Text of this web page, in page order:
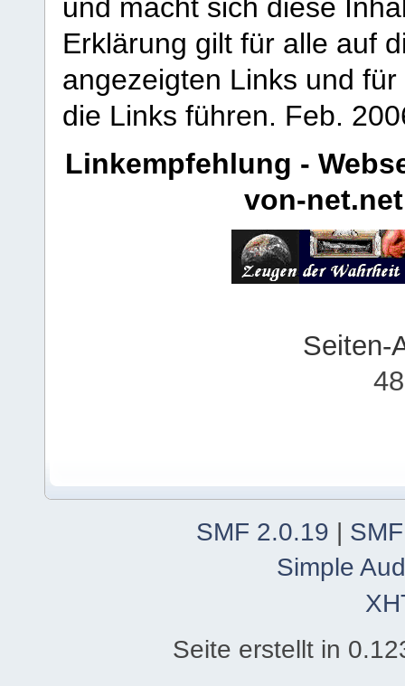
und macht sich diese
Erklärung gilt für alle auf
angezeigten Links und
die Links führen. Feb.
Linkempfehlung -
von-net.net
Seiten-
SMF 2.0.19 |
Simple
Seite erstellt in